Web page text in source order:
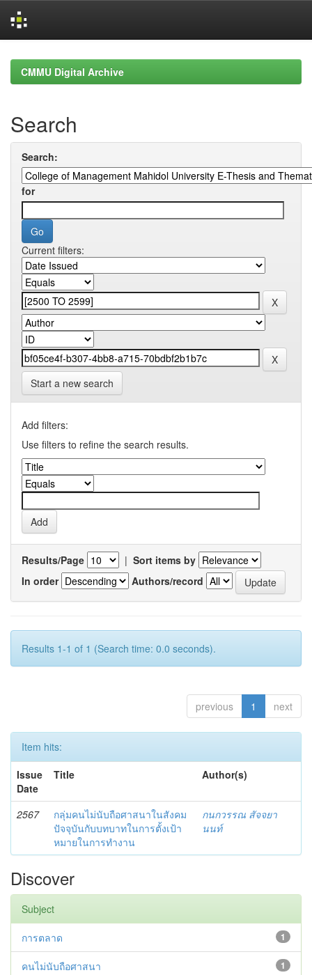
navigationCMMU Digital Archive
Search
Search:
for
Current filters:
Start a new search
Add filters:
Use filters to refine the search results.
Results/Page | Sort items by
In order
Authors/record
Results 1-1 of 1 (Search time: 0.0 seconds).
previous 1 next
Item hits:
Issue
Date
Title Author(s)
2567
กลุ่มคนไม่นับถือศาสนาในสังคม
ปัจจุบันกับบทบาทในการตั้งเป้า
หมายในการทำงาน
กนกวรรณ สัจจยา
นนท์
Discover
Subject
1
การตลาด
1
คนไม่นับถือศาสนา